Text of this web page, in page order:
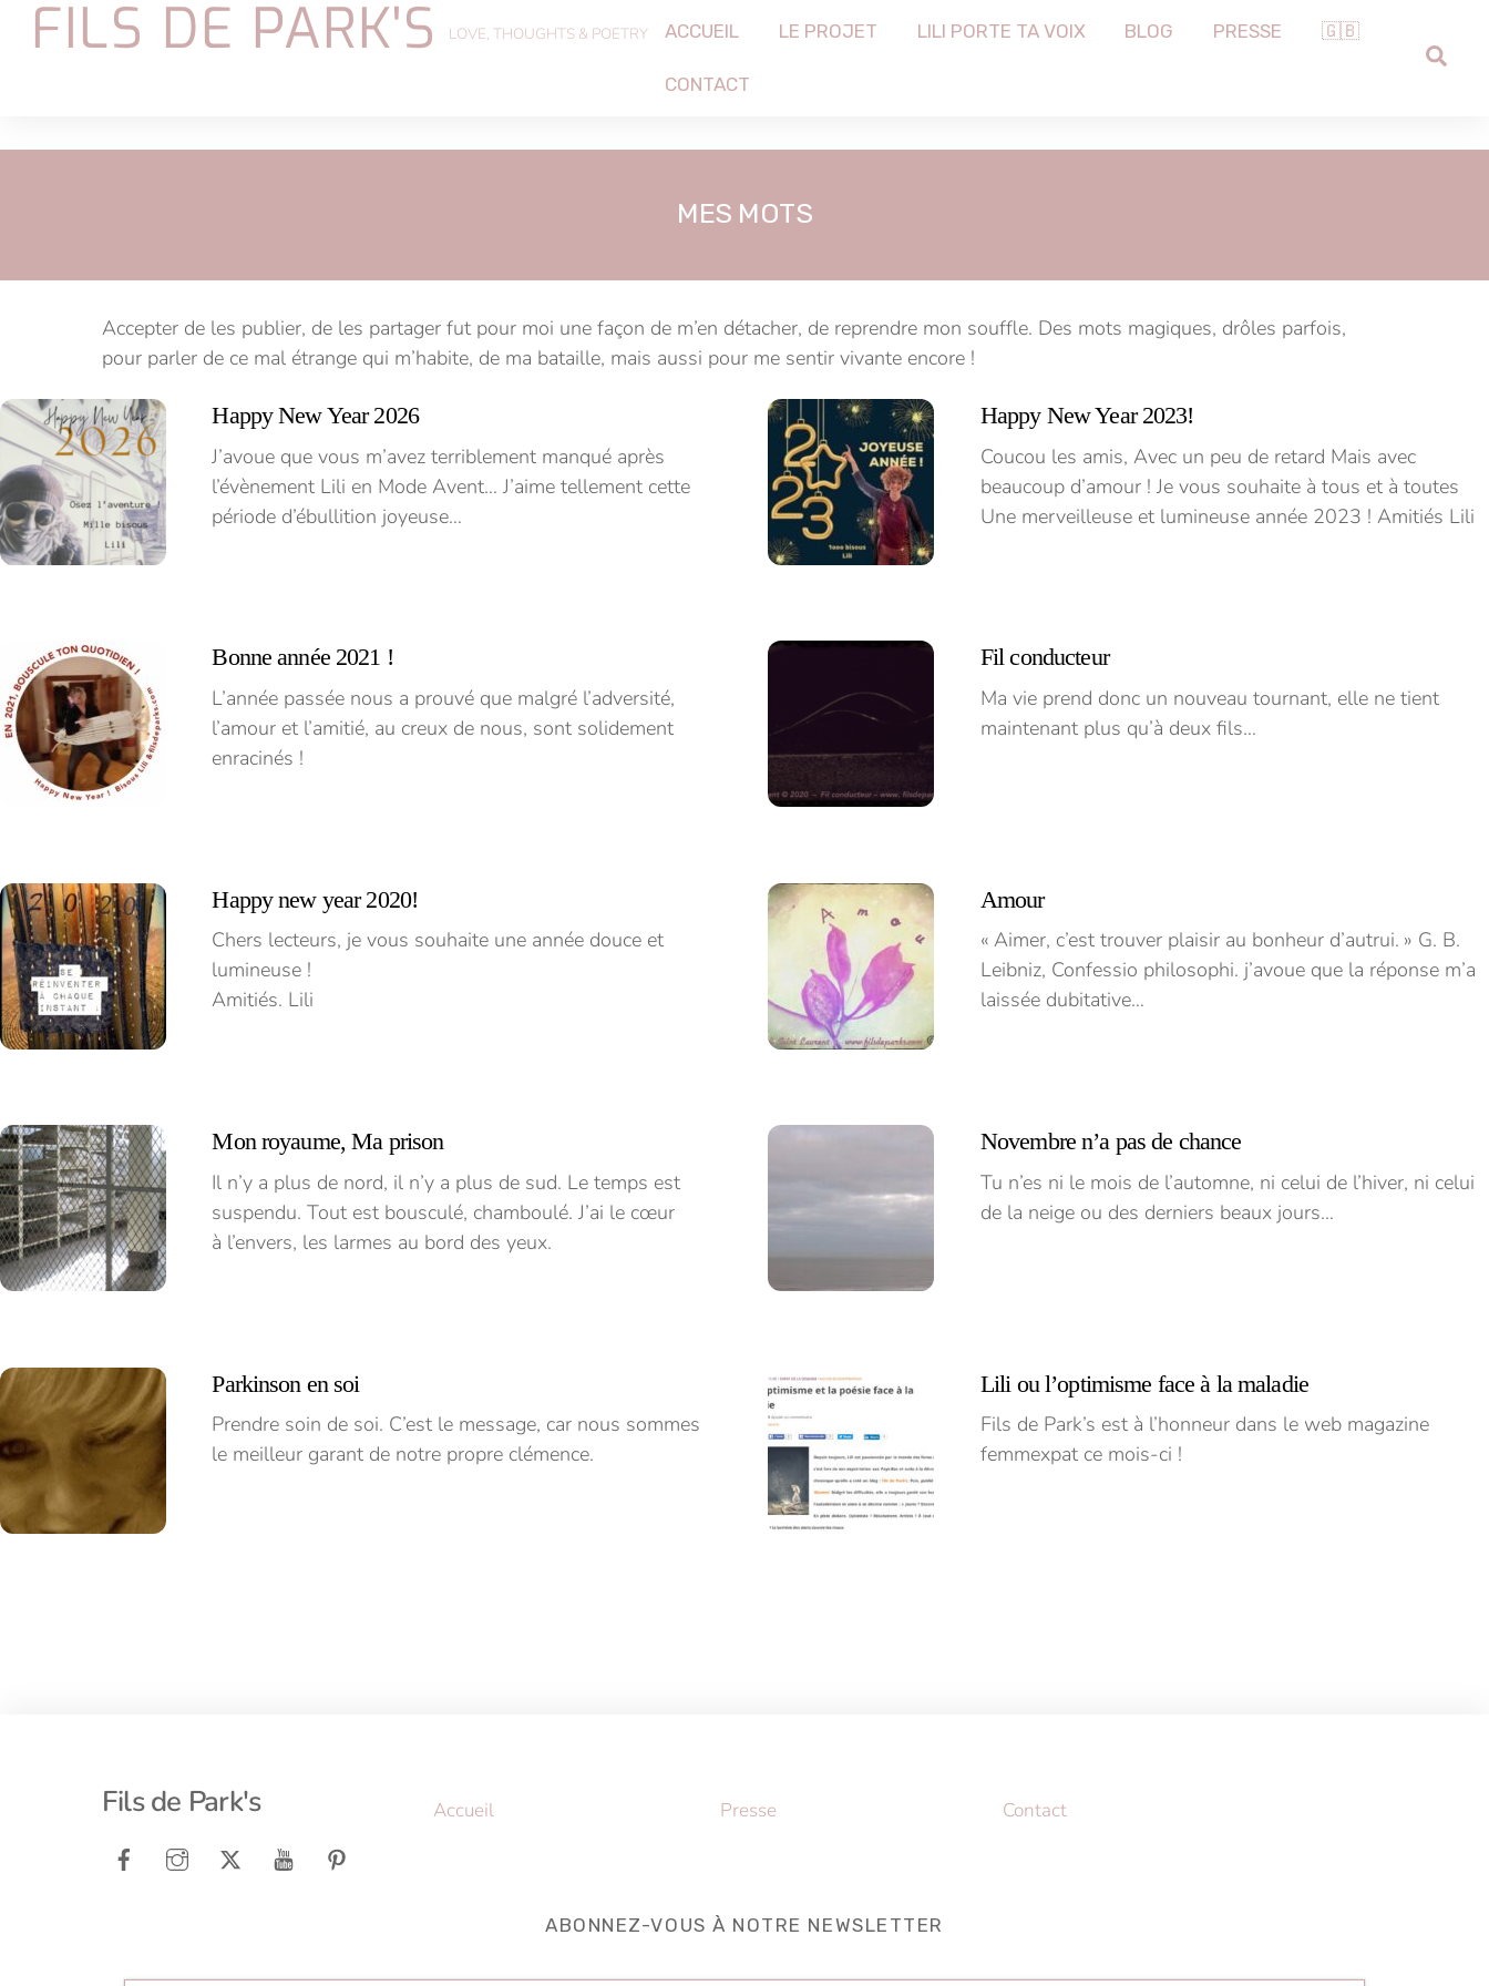
SkipFILS DE PARK'S LOVE, THOUGHTS & POETRY ACCUEIL LE PROJET LILI PORTE TA VOIX BLOG PRESSE 🇬🇧
CONTACT
MES MOTS
Accepter de les publier, de les partager fut pour moi une façon de m’en détacher, de reprendre mon souffle. Des mots magiques, drôles parfois,
pour parler de ce mal étrange qui m’habite, de ma bataille, mais aussi pour me sentir vivante encore !
Happy New Year 2026
J’avoue que vous m’avez terriblement manqué après
l’évènement Lili en Mode Avent… J’aime tellement cette
période d’ébullition joyeuse…
Happy New Year 2023!
Coucou les amis, Avec un peu de retard Mais avec
beaucoup d’amour ! Je vous souhaite à tous et à toutes
Une merveilleuse et lumineuse année 2023 ! Amitiés Lili
Bonne année 2021 !
L’année passée nous a prouvé que malgré l’adversité,
l’amour et l’amitié, au creux de nous, sont solidement
enracinés !
Fil conducteur
Ma vie prend donc un nouveau tournant, elle ne tient
maintenant plus qu’à deux fils…
Happy new year 2020!
Chers lecteurs, je vous souhaite une année douce et
lumineuse !
Amitiés. Lili
Amour
« Aimer, c’est trouver plaisir au bonheur d’autrui. » G. B.
Leibniz, Confessio philosophi. j’avoue que la réponse m’a
laissée dubitative…
Mon royaume, Ma prison
Il n’y a plus de nord, il n’y a plus de sud. Le temps est
suspendu. Tout est bousculé, chamboulé. J’ai le cœur
à l’envers, les larmes au bord des yeux.
Novembre n’a pas de chance
Tu n’es ni le mois de l’automne, ni celui de l’hiver, ni celui
de la neige ou des derniers beaux jours…
Parkinson en soi
Prendre soin de soi. C’est le message, car nous sommes
le meilleur garant de notre propre clémence.
Lili ou l’optimisme face à la maladie
Fils de Park’s est à l’honneur dans le web magazine
femmexpat ce mois-ci !
To
Fils de Park's Accueil Presse Contact
ABONNEZ-VOUS À NOTRE NEWSLETTER